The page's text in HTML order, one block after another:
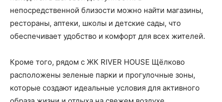
непосредственной близости можно найти магазины,
рестораны, аптеки, школы и детские сады, что
обеспечивает удобство и комфорт для всех жителей.
Кроме того, рядом с ЖК RIVER HOUSE Щёлково
расположены зеленые парки и прогулочные зоны,
которые создают идеальные условия для активного